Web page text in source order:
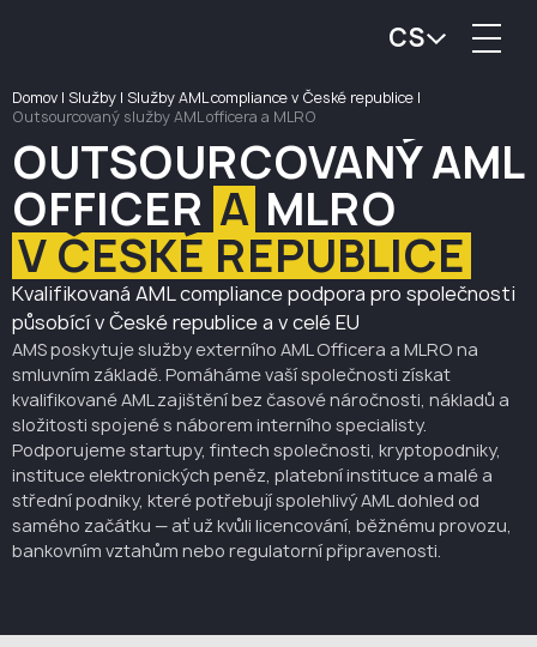
CS
Domov | Služby | Služby AML compliance v České republice |
Outsourcovaný služby AML officera a MLRO
OUTSOURCOVANÝ AML
OFFICER A MLRO
V ČESKÉ REPUBLICE
Kvalifikovaná AML compliance podpora pro společnosti
působící v České republice a v celé EU
AMS poskytuje služby externího AML Officera a MLRO na
smluvním základě. Pomáháme vaší společnosti získat
kvalifikované AML zajištění bez časové náročnosti, nákladů a
složitosti spojené s náborem interního specialisty.
Podporujeme startupy, fintech společnosti, kryptopodniky,
instituce elektronických peněz, platební instituce a malé a
střední podniky, které potřebují spolehlivý AML dohled od
samého začátku — ať už kvůli licencování, běžnému provozu,
bankovním vztahům nebo regulatorní připravenosti.